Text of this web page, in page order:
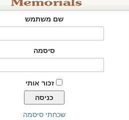
שם משתמש
סיסמה
זכור אותי
שכחתי סיסמה